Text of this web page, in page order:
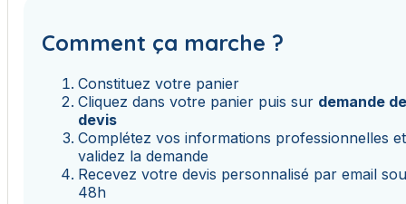
Comment ça marche ?
Constituez votre panier
Cliquez dans votre panier puis sur demande
devis
Complétez vos informations professionnelles et
validez la demande
Recevez votre devis personnalisé par email
48h